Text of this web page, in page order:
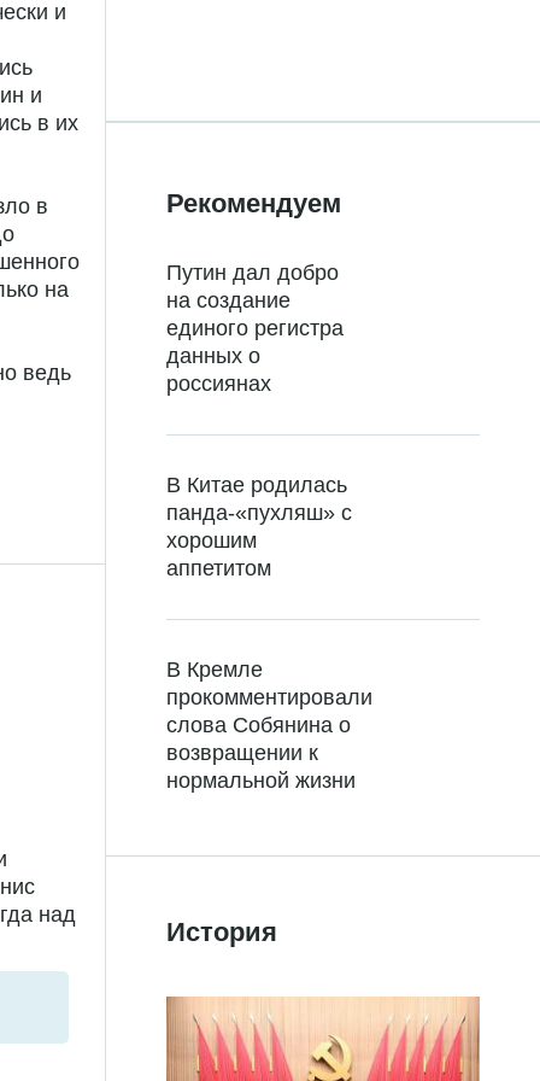
и
и
в их
в
на
ведь
над
Рекомендуем
Путин дал добро
на создание
единого регистра
данных о
россиянах
В Китае родилась
панда-«пухляш» с
хорошим
аппетитом
В Кремле
прокомментировали
слова Собянина о
возвращении к
нормальной жизни
История